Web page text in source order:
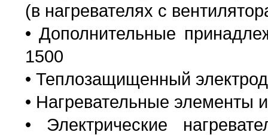
(в нагревателях с
• Дополнительные
1500
• Теплозащищенный
• Нагревательные элементы
• Электрические